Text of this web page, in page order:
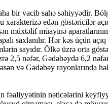
bir vacib sahə səhiyyədir.
xarakterizə edən göstəricilər
müxtəlif müayinə
saxlanılır. Hər kəs üçün
sayıdır. Ölkə üzrə orta
2,5 nəfər, Gədəbəydə 6,2
və Gədəbəy rayonlarında
fəaliyyətinin nəticələrini